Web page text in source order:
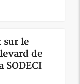
sur le
de